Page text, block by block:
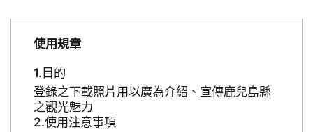
使用規章
目的
登錄之下載照片用以廣為介紹、宣傳鹿兒島縣
之觀光魅力
使用注意事項